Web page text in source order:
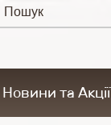
Новини та Акції